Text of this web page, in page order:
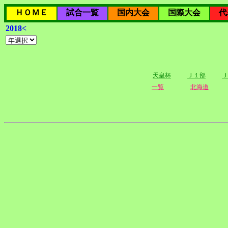
ＨＯＭＥ 試合一覧 国内大会 国際大会
2018<
天皇杯 Ｊ１部
一覧
北海道